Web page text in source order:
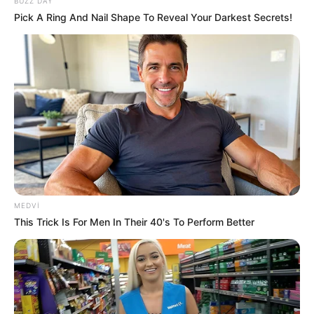
0
Xəbər xoşunuza gəldi? Sosial şəbəkələrdə paylaşın
general-leytenant Rövşən Əkbərov həbs krimianl
Bizi Facebook-da
izləyin
Bizi Twitter-da
izləyin
Pick A Ring And Nail Shape To Reveal Your Darkest Secrets!
MEDVI
This Trick Is For Men In Their 40's To Perform Better